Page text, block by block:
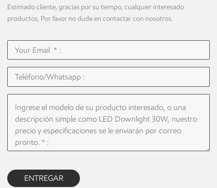
Estimado cliente, gracias por su tiempo, cualquier interesado
productos, Por favor no dude en contactar con nosotros.
ENTREGAR